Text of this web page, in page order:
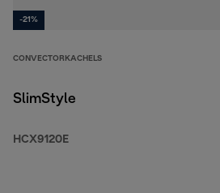
-21%
CONVECTORKACHELS
SlimStyle
HCX9120E